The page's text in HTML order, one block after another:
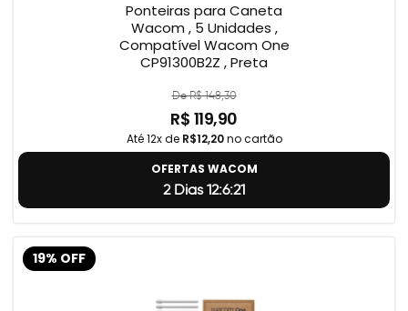
Ponteiras para Caneta
Wacom , 5 Unidades ,
Compatível Wacom One
CP91300B2Z , Preta
De R$ 148,30
R$ 119,90
Até 12x de R$12,20no cartão
OFERTAS WACOM
2 Dias 12:6:20
19% OFF